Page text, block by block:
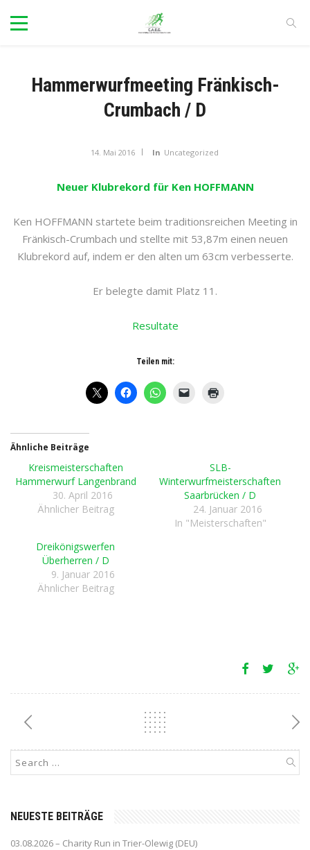
Hammerwurfmeeting Fränkisch-
Crumbach / D
14. Mai 2016 In Uncategorized
Neuer Klubrekord für Ken HOFFMANN
Ken HOFFMANN startete beim traditionsreichen Meeting in
Fränkisch-Crumbach und stellte mit 53,87m einen neuen
Klubrekord auf, indem er den alten um 63cm verbesserte.
Er belegte damit Platz 11.
Resultate
Teilen mit:
Ähnliche Beiträge
Kreismeisterschaften
Hammerwurf Langenbrand
30. April 2016
Ähnlicher Beitrag
SLB-
Winterwurfmeisterschaften
Saarbrücken / D
24. Januar 2016
In "Meisterschaften"
Dreikönigswerfen
Überherren / D
9. Januar 2016
Ähnlicher Beitrag
NEUESTE BEITRÄGE
03.08.2026 – Charity Run in Trier-Olewig (DEU)